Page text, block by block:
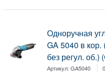
Одноручная
GA 5040 в
без регул. об.)
Артикул:GA5040